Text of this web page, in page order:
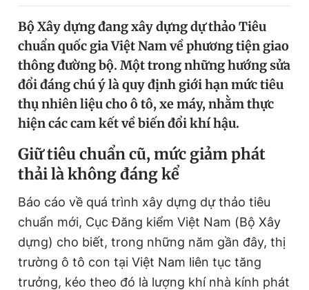
Video Magazine
Sản phẩm khác
Tiện ích Bạn cần biết
Thông tin tòa soạn Liên hệ quảng cáo
Đọc Thanh Niên trên điện thoại
Bộ Xây dựng đang xây dựng dự thảo Tiêu
chuẩn quốc gia Việt Nam về phương tiện giao
thông đường bộ. Một trong những hướng sửa
đổi đáng chú ý là quy định giới hạn mức tiêu
thụ nhiên liệu cho ô tô, xe máy, nhằm thực
hiện các cam kết về biến đổi khí hậu.
Giữ tiêu chuẩn cũ, mức giảm phát
thải là không đáng kể
Báo cáo về quá trình xây dựng dự thảo tiêu
chuẩn mới, Cục Đăng kiểm Việt Nam (Bộ Xây
dựng) cho biết, trong những năm gần đây, thị
trường ô tô con tại Việt Nam liên tục tăng
trưởng, kéo theo đó là lượng khí nhà kính phát